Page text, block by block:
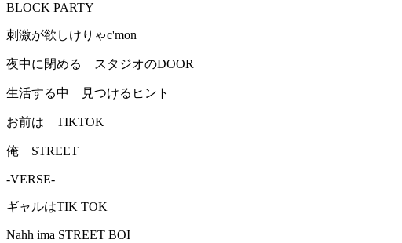
BLOCK PARTY
刺激が欲しけりゃc'mon
夜中に閉める スタジオのDOOR
生活する中 見つけるヒント
お前は TIKTOK
俺 STREET
-VERSE-
ギャルはTIK TOK
Nahh ima STREET BOI